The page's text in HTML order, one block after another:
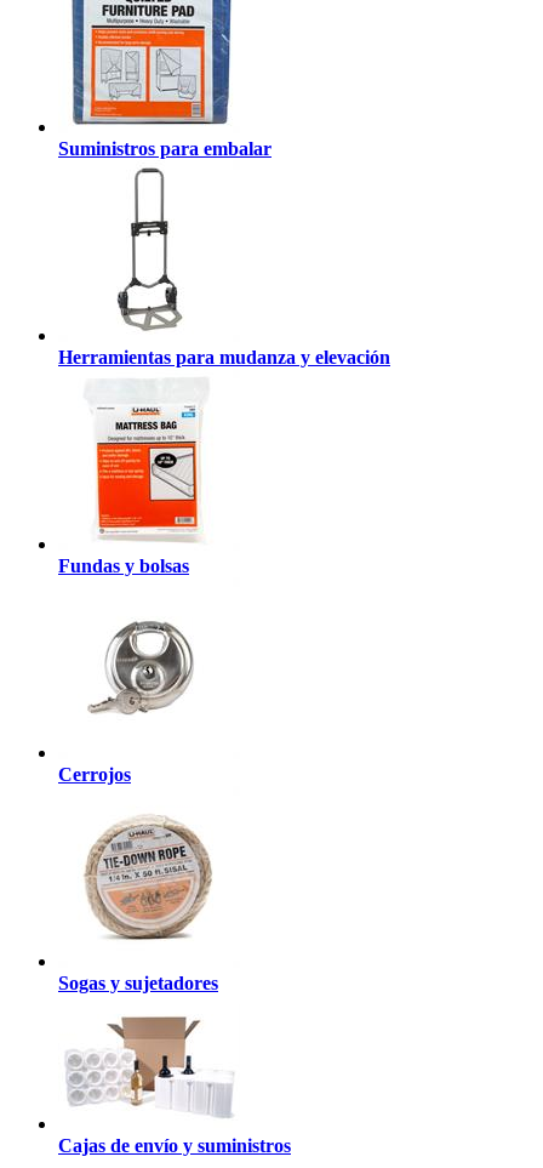
Suministros para embalar
Herramientas para mudanza y elevación
Fundas y bolsas
Cerrojos
Sogas y sujetadores
Cajas de envío y suministros